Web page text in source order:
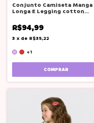
Conjunto Camiseta Manga
Longa E Legging cotton
R$94,99
3 x de R$35,22
+1
COMPRAR